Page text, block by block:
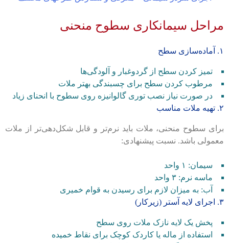
مراحل سیمانکاری سطوح منحنی
۱. آماده‌سازی سطح
تمیز کردن سطح از گردوغبار و آلودگی‌ها
مرطوب کردن سطح برای چسبندگی بهتر ملات
در صورت نیاز نصب توری گالوانیزه روی سطوح با انحنای زیاد
۲. تهیه ملات مناسب
برای سطوح منحنی، ملات باید نرم‌تر و قابل شکل‌دهی‌تر از ملات
معمولی باشد. نسبت پیشنهادی:
سیمان: ۱ واحد
ماسه نرم: ۳ واحد
آب: به میزان لازم برای رسیدن به قوام خمیری
۳. اجرای لایه آستر (زیرکار)
پخش یک لایه نازک ملات روی سطح
استفاده از ماله یا کاردک کوچک برای نقاط خمیده